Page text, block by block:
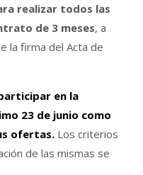
realizar todos las
de 3 meses, a
la firma del Acta de
en la
23 de junio como
ofertas. Los criterios
de las mismas se